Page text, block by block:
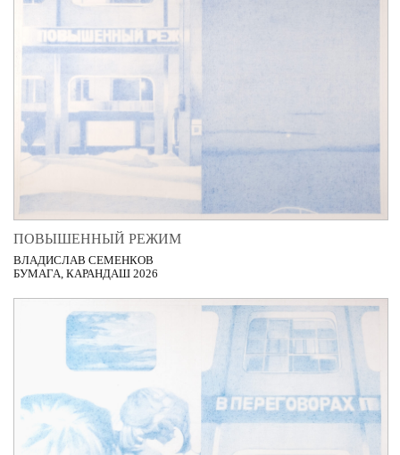
ПОВЫШЕННЫЙ РЕЖИМ
ВЛАДИСЛАВ СЕМЕНКОВ
БУМАГА, КАРАНДАШ 2026